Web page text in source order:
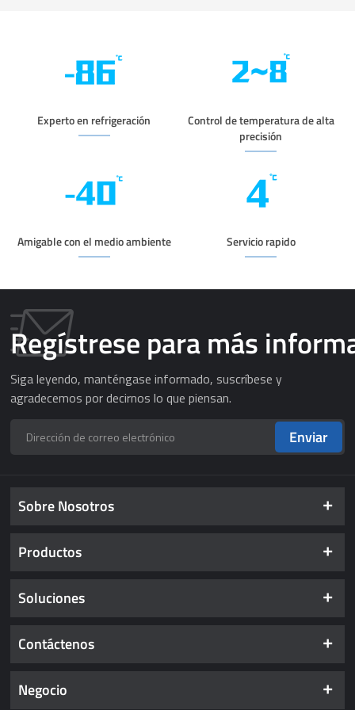
Experto en refrigeración
Control de temperatura de alta
precisión
Amigable con el medio ambiente Servicio rapido
Regístrese para más
Siga leyendo, manténgase informado, suscríbese y
agradecemos por decirnos lo que piensan.
Enviar
Sobre Nosotros
Productos
Soluciones
Contáctenos
Negocio